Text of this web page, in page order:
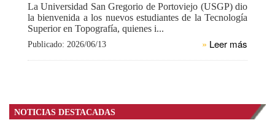
La Universidad San Gregorio de Portoviejo (USGP) dio
la bienvenida a los nuevos estudiantes de la Tecnología
Superior en Topografía, quienes i...
Publicado: 2026/06/13 » Leer más
NOTICIAS DESTACADAS